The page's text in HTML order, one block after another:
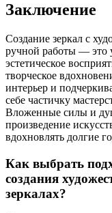
Заключение
Создание зеркал с
ручной работы — это
эстетическое
творческое
интерьер и
себе частичку
Вложенные силы и
произведение
вдохновлять долгие
Как выбрать
создания
зеркалах?